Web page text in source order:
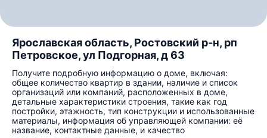
Ярославская область, Ростовский р-н, рп
Петровское, ул Подгорная, д 63
Получите подробную информацию о доме, включая:
общее количество квартир в здании, наличие и список
организаций или компаний, расположенных в доме,
детальные характеристики строения, такие как год
постройки, этажность, тип конструкции и использованные
материалы, информация об управляющей компании: её
название, контактные данные, и качество